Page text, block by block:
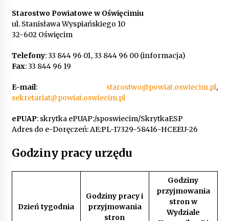
8 grudnia, 2025
Praca na kolei – zawody, zarobki, ścieżka
2 grudnia, 2025
prace w ramach programu „Czyste Powietrze”
7 listopada, 2025
Oświęcim uczci 107. rocznicę odzyskania przez
6 listopada, 2025
24 października, 2025
Starostwo Powiatowe w Oświęcimiu
ul. Stanisława Wyspiańskiego 10
32-602 Oświęcim
Telefony: 33 844 96 01, 33 844 96 00 (informacja)
Fax: 33 844 96 19
E-mail: starostwo@powiat.oswiecim.pl,
sekretariat@powiat.oswiecim.pl
ePUAP: skrytka ePUAP:/sposwiecim/SkrytkaESP
Adres do e-Doręczeń: AE:PL-17329-58416-HCEEU-26
Godziny pracy urzędu
Dzień tygodnia
Godziny pracy i
przyjmowania
stron
Godziny
przyjmowania
stron w
Wydziale